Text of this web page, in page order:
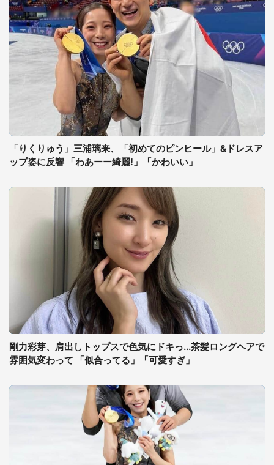
「りくりゅう」三浦璃来、「初めてのピンヒール」&ドレスア
ップ姿に反響 「わあーー綺麗!」「かわいい」
剛力彩芽、肩出しトップスで色気にドキっ...茶髪ロングヘアで
雰囲気変わって 「似合ってる」「可愛すぎ」